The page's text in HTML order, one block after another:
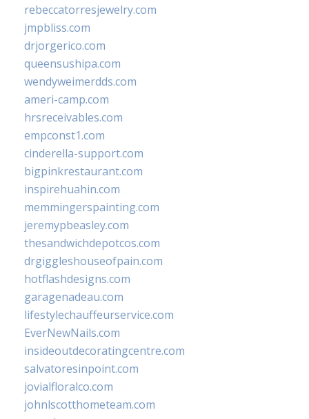
rebeccatorresjewelry.com
jmpbliss.com
drjorgerico.com
queensushipa.com
wendyweimerdds.com
ameri-camp.com
hrsreceivables.com
empconst1.com
cinderella-support.com
bigpinkrestaurant.com
inspirehuahin.com
memmingerspainting.com
jeremypbeasley.com
thesandwichdepotcos.com
drgiggleshouseofpain.com
hotflashdesigns.com
garagenadeau.com
lifestylechauffeurservice.com
EverNewNails.com
insideoutdecoratingcentre.com
salvatoresinpoint.com
jovialfloralco.com
johnlscotthometeam.com